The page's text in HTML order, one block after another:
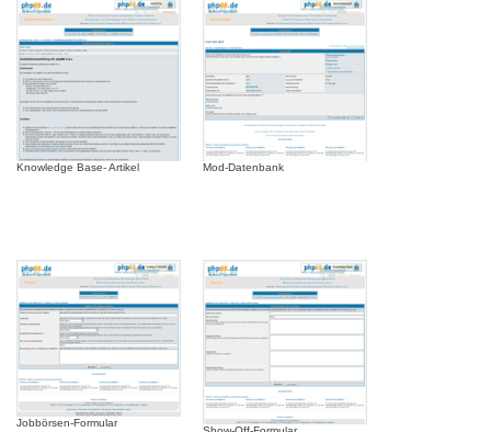
Knowledge Base- Artikel Mod-Datenbank
Jobbörsen-Formular